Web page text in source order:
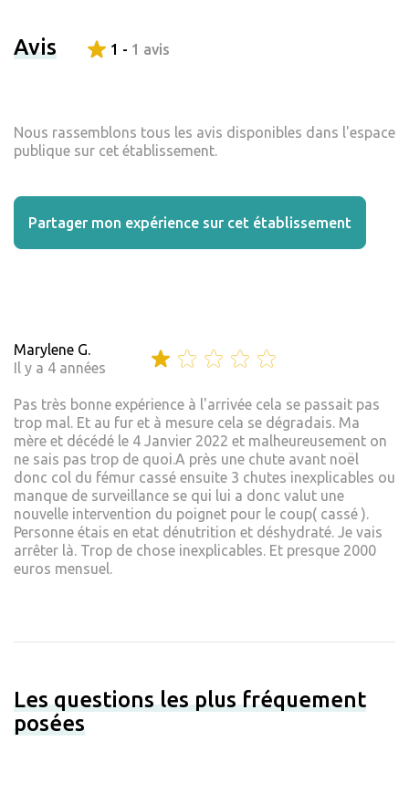
Avis 1 - 1 avis
Nous rassemblons tous les avis disponibles dans l'espace
publique sur cet établissement.
Partager mon expérience sur cet établissement
Marylene G.
Il y a 4 années
Pas très bonne expérience à l'arrivée cela se passait pas
trop mal. Et au fur et à mesure cela se dégradais. Ma
mère et décédé le 4 Janvier 2022 et malheureusement on
ne sais pas trop de quoi.A près une chute avant noël
donc col du fémur cassé ensuite 3 chutes inexplicables ou
manque de surveillance se qui lui a donc valut une
nouvelle intervention du poignet pour le coup( cassé ).
Personne étais en etat dénutrition et déshydraté. Je vais
arrêter là. Trop de chose inexplicables. Et presque 2000
euros mensuel.
Les questions les plus fréquement
posées